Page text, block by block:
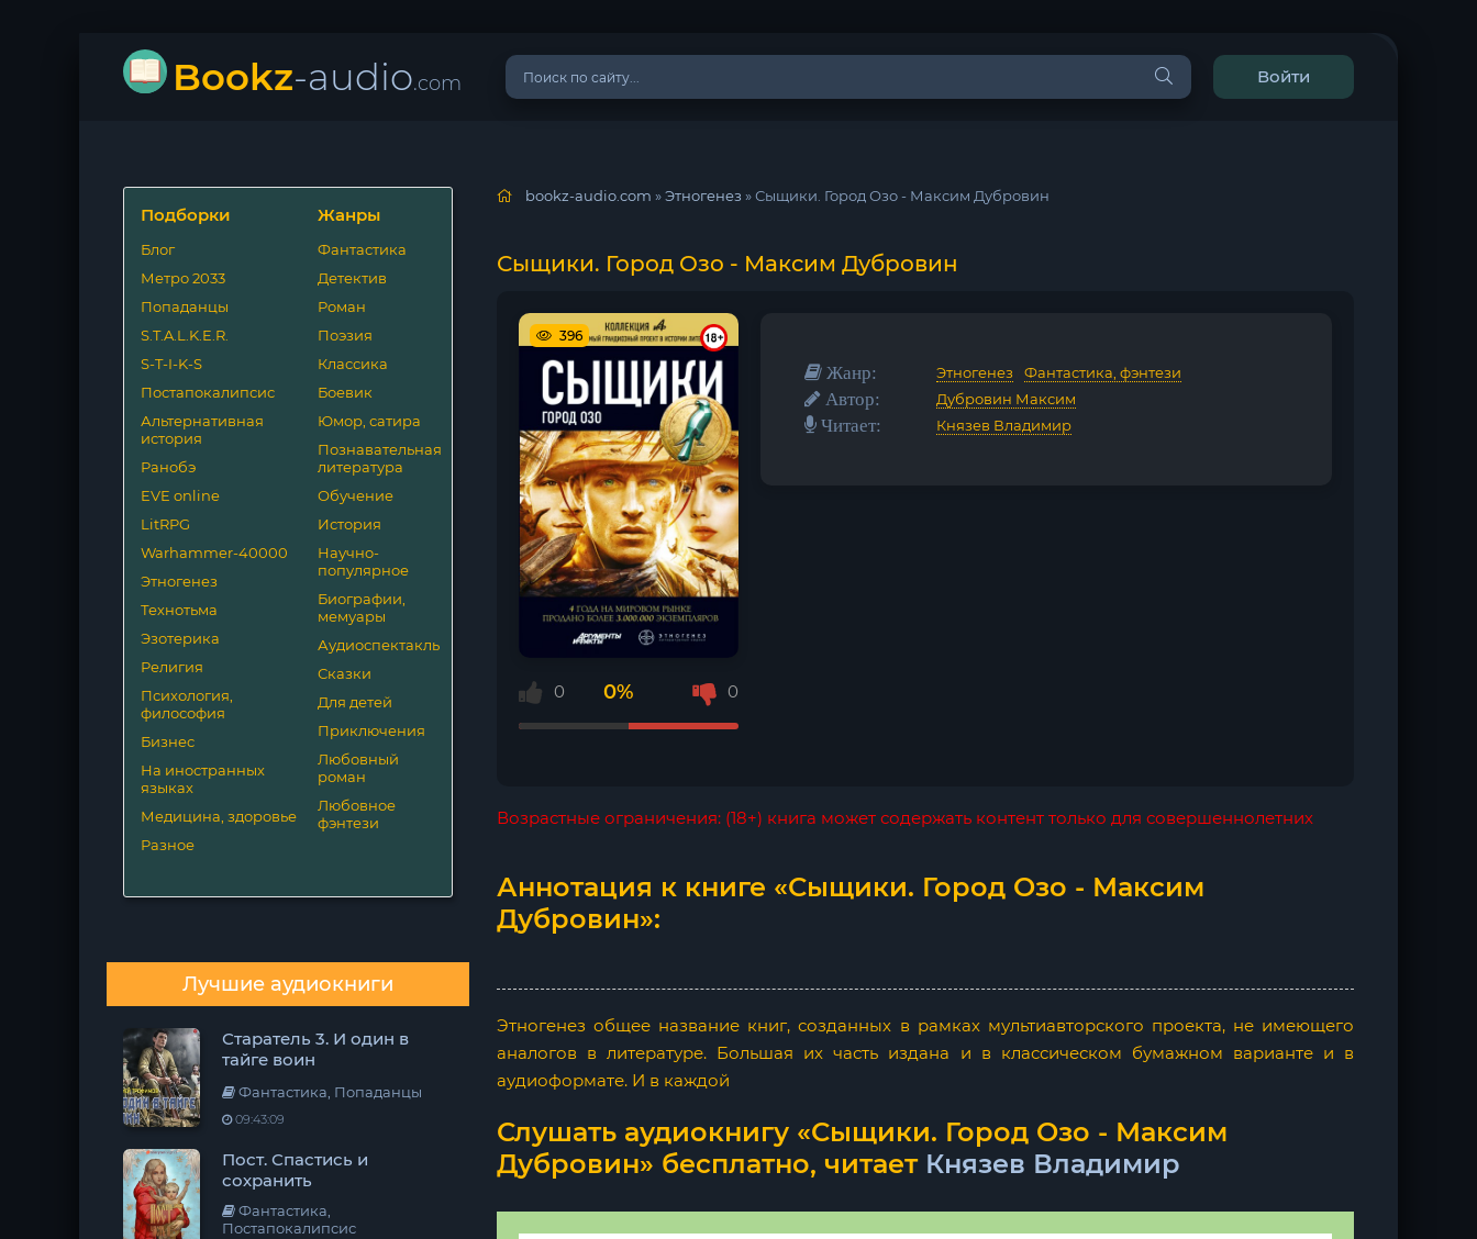
Bookz-audio.com Войти
Подборки
Блог
Метро 2033
Попаданцы
S.T.A.L.K.E.R.
S-T-I-K-S
Постапокалипсис
Альтернативная
история
Ранобэ
EVE online
LitRPG
Warhammer-40000
Этногенез
Технотьма
Эзотерика
Религия
Психология,
философия
Бизнес
На иностранных
языках
Медицина, здоровье
Разное
Жанры
Фантастика
Детектив
Роман
Поэзия
Классика
Боевик
Юмор, сатира
Познавательная
литература
Обучение
История
Научно-
популярное
Биографии,
мемуары
Аудиоспектакль
Сказки
Для детей
Приключения
Любовный
роман
Любовное
фэнтези
Лучшие аудиокниги
Старатель 3. И один в
тайге воин
Фантастика, Попаданцы
09:43:09
Пост. Спастись и
сохранить
Фантастика,
Постапокалипсис
bookz-audio.com »Этногенез » Сыщики. Город Озо - Максим Дубровин
Сыщики. Город Озо - Максим Дубровин
396
0 0% 0
Жанр: Этногенез Фантастика, фэнтези
Автор: Дубровин Максим
Читает: Князев Владимир
Возрастные ограничения: (18+) книга может содержать контент только для совершеннолетних
Аннотация к книге «Сыщики. Город Озо - Максим
Дубровин»:
Этногенез общее название книг, созданных в рамках мультиавторского проекта, не имеющего
аналогов в литературе. Большая их часть издана и в классическом бумажном варианте и в
аудиоформате. И в каждой
Слушать аудиокнигу «Сыщики. Город Озо - Максим
Дубровин» бесплатно, читает Князев Владимир